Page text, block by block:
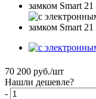
70 200 руб./шт
Нашли дешевле?
-